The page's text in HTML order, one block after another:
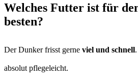
Welches Futter ist für
besten?
Der Dunker frisst gerne viel und schnell
absolut pflegeleicht.